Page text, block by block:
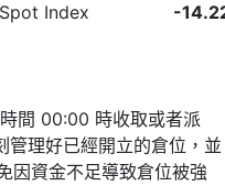
Index -
間 00:00 時收取或者派
理好已經開立的倉位，並
因資金不足導致倉位被強